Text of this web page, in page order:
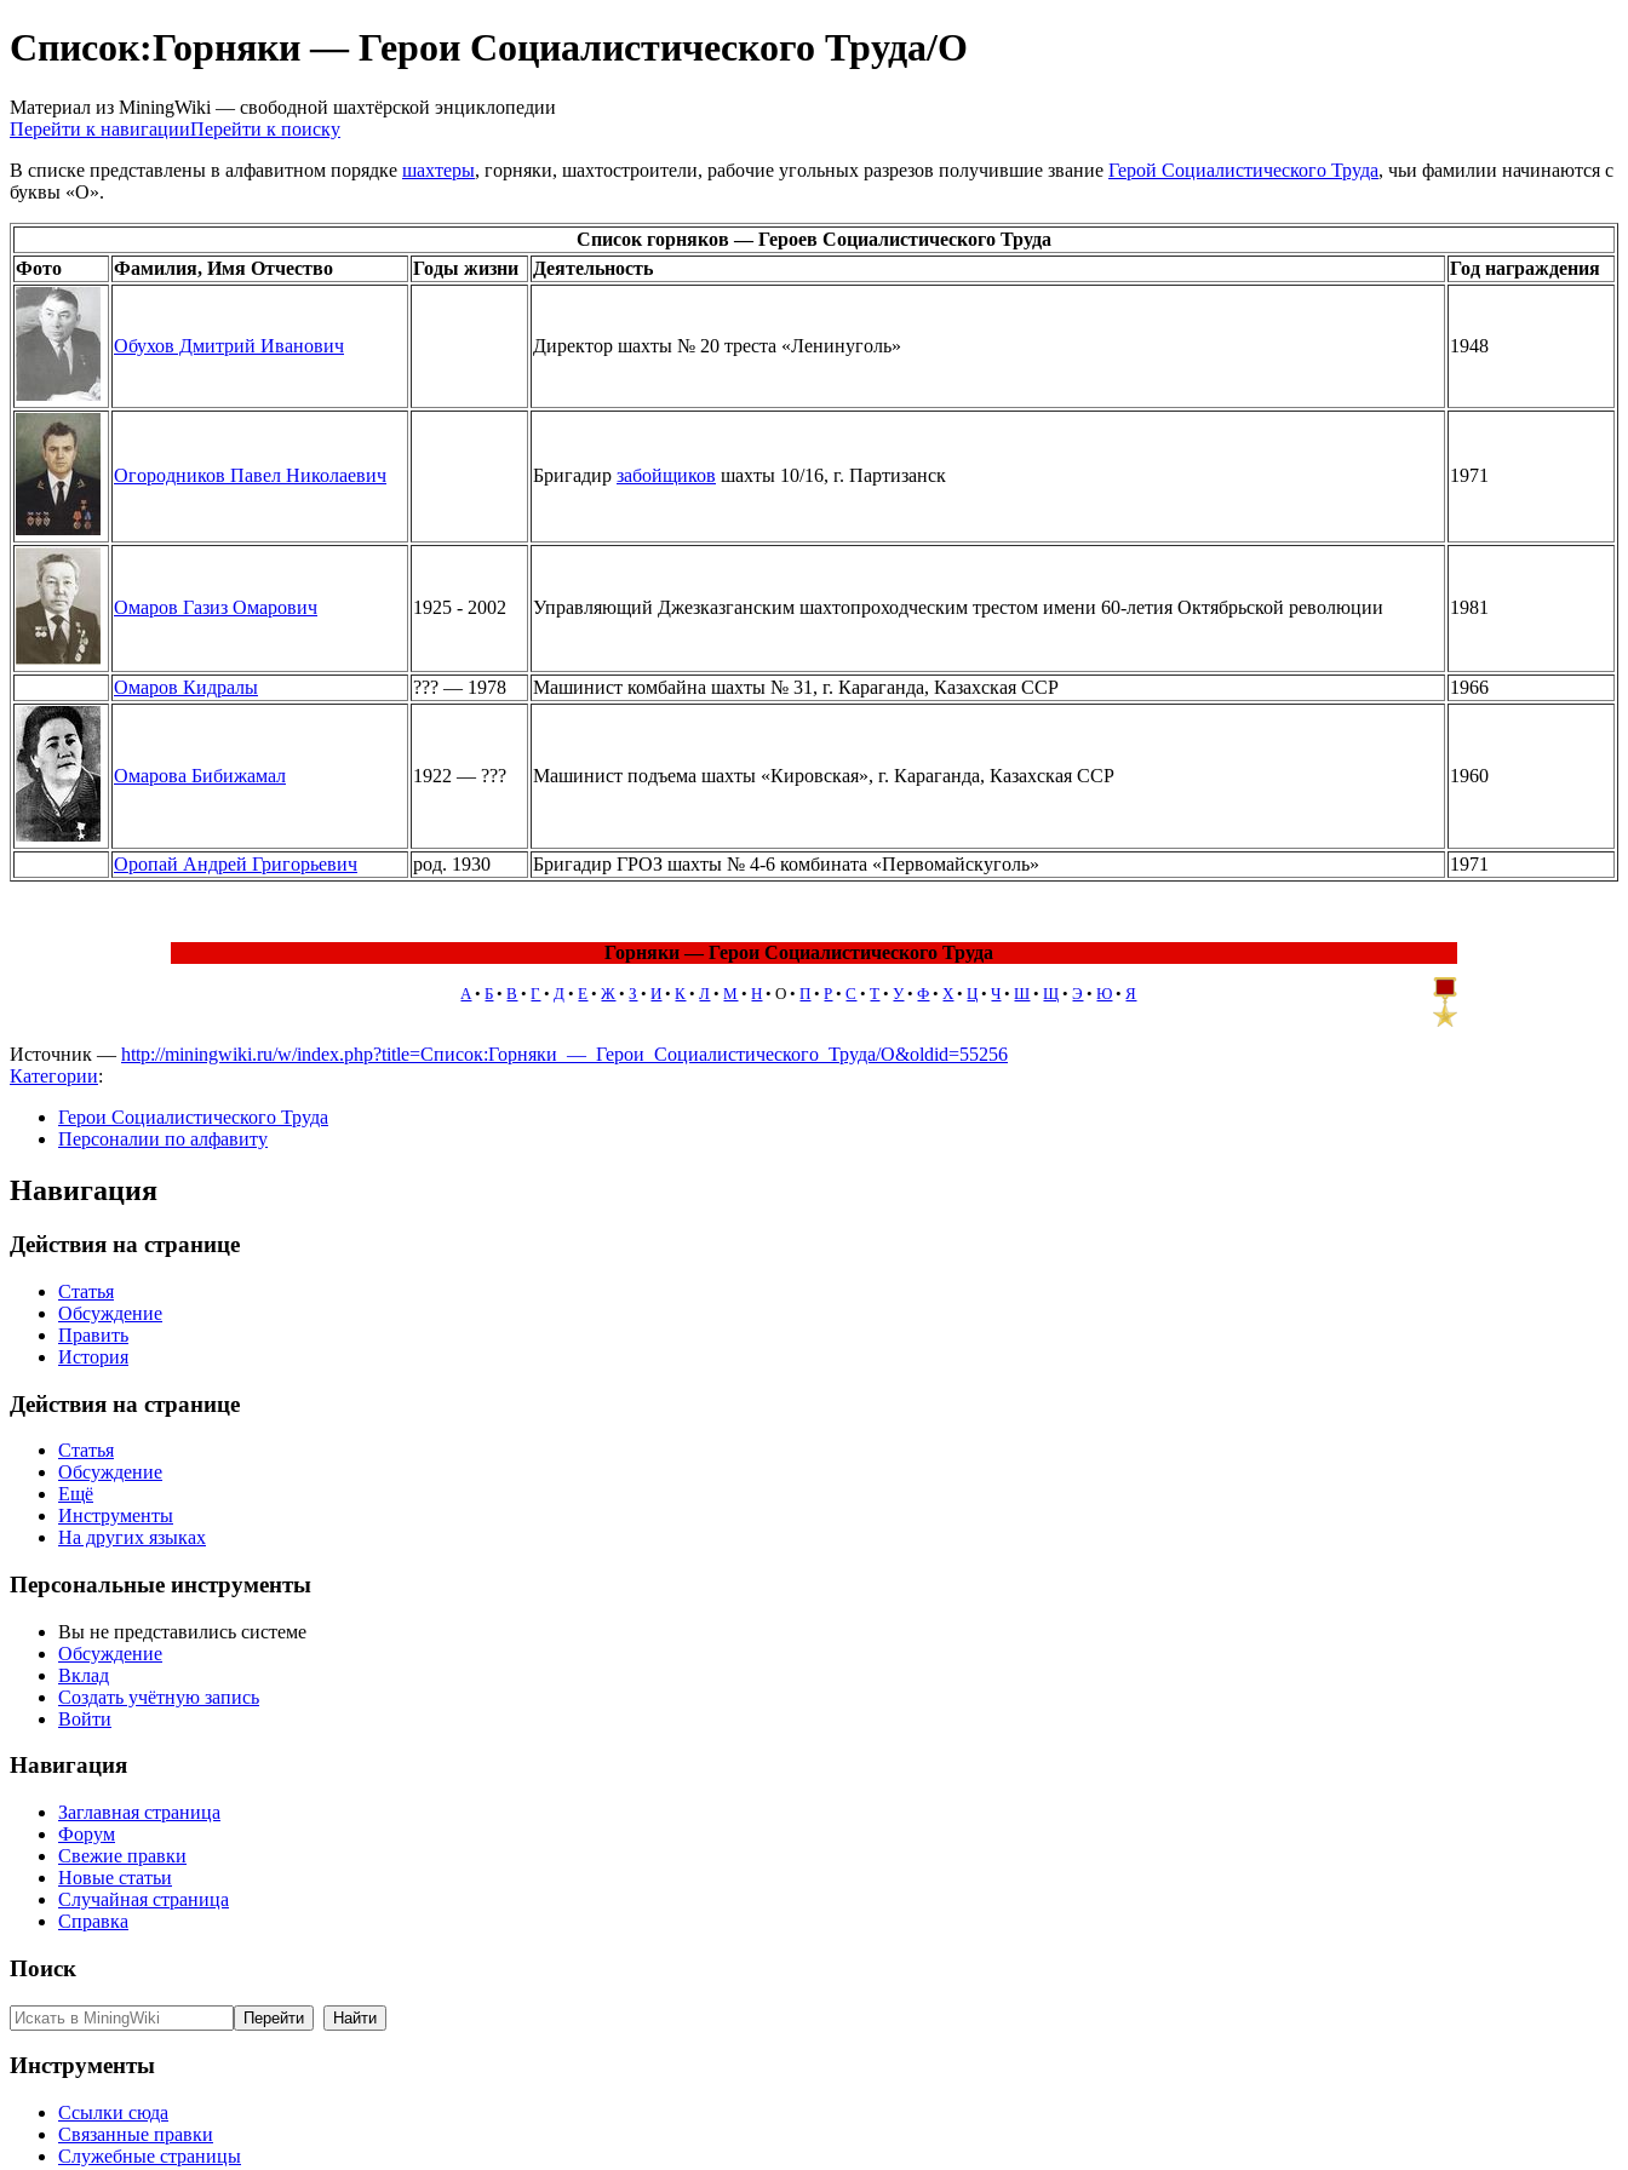
Список:Горняки — Герои Социалистического Труда/О
Материал из MiningWiki — свободной шахтёрской энциклопедии
Перейти к навигацииПерейти к поиску
В списке представлены в алфавитном порядке шахтеры, горняки, шахтостроители, рабочие угольных разрезов получившие звание Герой Социалистического Труда, чьи фамилии начинаются с
буквы «О».
Список горняков — Героев Социалистического Труда
Фото
Фамилия, Имя Отчество Годы жизни Деятельность Год награждения
Обухов Дмитрий Иванович Директор шахты № 20 треста «Ленинуголь» 1948
Огородников Павел Николаевич Бригадир забойщиков шахты 10/16, г. Партизанск 1971
Омаров Газиз Омарович 1925 - 2002 Управляющий Джезказганским шахтопроходческим трестом имени 60-летия Октябрьской революции 1981
Омаров Кидралы ??? — 1978 Машинист комбайна шахты № 31, г. Караганда, Казахская ССР 1966
Омарова Бибижамал 1922 — ??? Машинист подъема шахты «Кировская», г. Караганда, Казахская ССР 1960
Оропай Андрей Григорьевич род. 1930 Бригадир ГРОЗ шахты № 4-6 комбината «Первомайскуголь» 1971
Горняки — Герои Социалистического Труда
А•Б •В •Г •Д •Е •Ж •З •И •К •Л •М •Н •О •П •Р •С •Т •У •Ф •Х •Ц •Ч •Ш •Щ •Э •Ю •Я
Источник — http://miningwiki.ru/w/index.php?title=Список:Горняки_—_Герои_Социалистического_Труда/О&oldid=55256
Категории:
Герои Социалистического Труда
Персоналии по алфавиту
Навигация
Действия на странице
Статья
Обсуждение
Править
История
Действия на странице
Статья
Обсуждение
Ещё
Инструменты
На других языках
Персональные инструменты
Вы не представились системе
Обсуждение
Вклад
Создать учётную запись
Войти
Навигация
Заглавная страница
Форум
Свежие правки
Новые статьи
Случайная страница
Справка
Поиск
Инструменты
Ссылки сюда
Связанные правки
Служебные страницы